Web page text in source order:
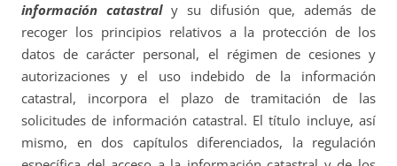
información catastraly su difusión que, además de
recoger los principios relativos a la protección de los
datos de carácter personal, el régimen de cesiones y
autorizaciones y el uso indebido de la información
catastral, incorpora el plazo de tramitación de las
solicitudes de información catastral. El título incluye, así
mismo, en dos capítulos diferenciados, la regulación